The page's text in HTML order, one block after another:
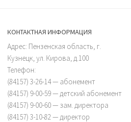
КОНТАКТНАЯ ИНФОРМАЦИЯ
Адрес: Пензенская область, г.
Кузнецк, ул. Кирова, д.100
Телефон:
(84157) 3-26-14 — абонемент
(84157) 9-00-59 — детский абонемент
(84157) 9-00-60 — зам. директора
(84157) 3-10-82 — директор